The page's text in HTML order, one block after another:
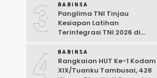
3 BABINSA
Panglima TNI Tinjau
Kesiapan Latihan
Terintegrasi TNI 2026 di
4 BABINSA
Rangkaian HUT Ke-1 Kodam
XIX/Tuanku Tambusai, 428